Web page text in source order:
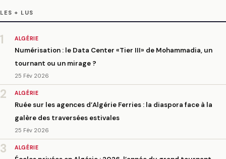
LES + LUS
1 ALGÉRIE
Numérisation : le Data Center «Tier III» de Mohammadia, un
tournant ou un mirage ?
25 Fév 2026
2 ALGÉRIE
Ruée sur les agences d’Algérie Ferries : la diaspora face à la
galère des traversées estivales
25 Fév 2026
3 ALGÉRIE